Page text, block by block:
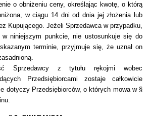
o obniżeniu ceny, określając kwotę, o którą
w ciągu 14 dni od dnia jej złożenia lub
Kupującego. Jeżeli Sprzedawca w przypadku,
niniejszym punkcie, nie ustosunkuje się do
terminie, przyjmuje się, że uznał on
Sprzedawcy z tytułu rękojmi wobec
Przedsiębiorcami zostaje całkowicie
dotyczy Przedsiębiorców, o których mowa w §